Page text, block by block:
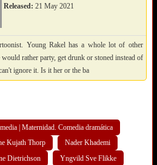
Released: 21 May 2021
Young Rakel has a whole lot of other
rather party, get drunk or stoned instead of
ignore it. Is it her or the ba
| Maternidad. Comedia dramática
Kujath Thorp
Nader Khademi
Dietrichson Yngvild Sve Flikke